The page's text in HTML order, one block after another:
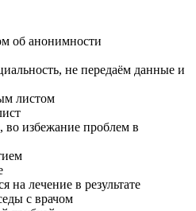
не передаём данные и
во избежание проблем в
на лечение в результате
с врачом